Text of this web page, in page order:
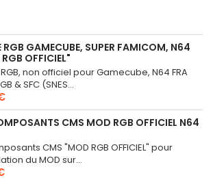
RGB GAMECUBE, SUPER FAMICOM, N64
OFFICIEL"
non officiel pour Gamecube, N64 FRA
& SFC (SNES...
CMS MOD RGB OFFICIEL N64
CMS "MOD RGB OFFICIEL" pour
du MOD sur...